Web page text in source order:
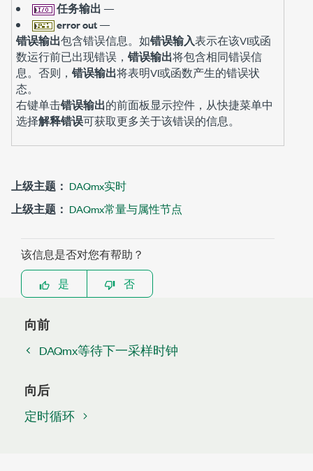
任务输出 —
error out—
错误输出包含错误信息。如错误输入表示在该VI或函
数运行前已出现错误， 错误输出将包含相同错误信
息。否则， 错误输出将表明VI或函数产生的错误状
态。
右键单击错误输出的前面板显示控件，从快捷菜单中
选择解释错误可获取更多关于该错误的信息。
上级主题： DAQmx实时
上级主题： DAQmx常量与属性节点
该信息是否对您有帮助？
是
否
向前
DAQmx等待下一采样时钟
向后
定时循环